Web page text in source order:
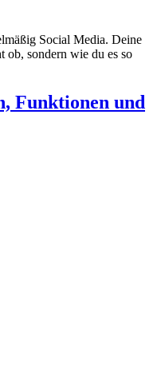
Social Media. Deine
ob, sondern wie du es so
Funktionen und